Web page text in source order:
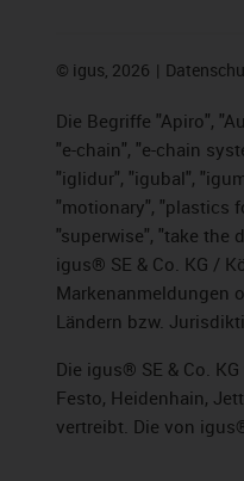
© igus, 2026
Die Begriffe "Apiro",
"e-chain", "e-chain
"iglidur", "igubal",
"motionary", "plastics
"superwise", "take the
igus® SE & Co. KG /
Markenanmeldungen
Ländern bzw.
Die igus® SE & Co.
Festo, Heidenhain,
vertreibt. Die von